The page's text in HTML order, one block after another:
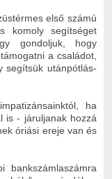
első számú
komoly segítséget
gondoljuk, hogy
a családot,
segítsük utánpótlás-
ha
is - járuljanak hozzá
óriási ereje van és